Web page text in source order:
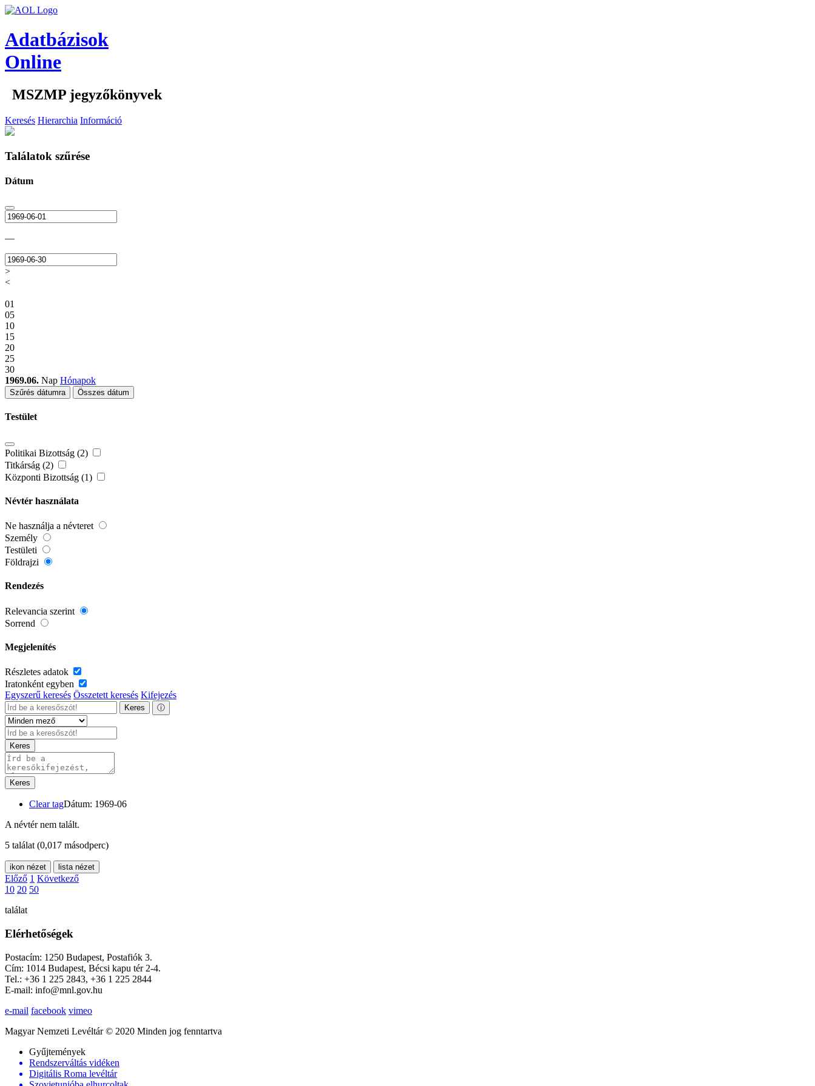
Adatbázisok
Online
MSZMP jegyzőkönyvek
Keresés Hierarchia Információ
Találatok szűrése
Dátum
—
>
<
01
05
10
15
20
25
30
1969.06. Nap Hónapok
Szűrés dátumra Összes dátum
Testület
Politikai Bizottság (2)
Titkárság (2)
Központi Bizottság (1)
Névtér használata
Ne használja a névteret
Személy
Testületi
Földrajzi
Rendezés
Relevancia szerint
Sorrend
Megjelenítés
Részletes adatok
Iratonként egyben
Egyszerű keresés Összetett keresés Kifejezés
Keres ⓘ
Keres
Keres
Clear tagDátum: 1969-06
A névtér nem talált.
5 találat (0,017 másodperc)
ikon nézet lista nézet
Előző 1 Következő
10 20 50
találat
Elérhetőségek
Postacím: 1250 Budapest, Postafiók 3.
Cím: 1014 Budapest, Bécsi kapu tér 2-4.
Tel.: +36 1 225 2843, +36 1 225 2844
E-mail: info@mnl.gov.hu
e-mail facebook vimeo
Magyar Nemzeti Levéltár © 2020 Minden jog fenntartva
Gyűjtemények
Rendszerváltás vidéken
Digitális Roma levéltár